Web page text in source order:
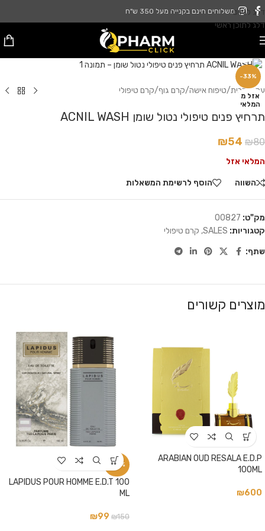
דלג לניווט
דלג לתוכן ראשי
משלוחים חינם בקנייה מעל 350 ש"ח
-33%
אזל מ
המלאי
עמוד הבית/טיפוח אישה/קרם גוף/קרם טיפולי
תרחיץ פנים טיפולי נטול שומן ACNIL WASH
₪80
₪54
המלאי אזל
השווה הוסף לרשימת המשאלות
מק"ט: 00827
קטגוריות: SALES
, קרם טיפולי
שתף:
מוצרים קשורים
ARABIAN OUD RESALA E.D.P
100ML
₪600
-34%
LAPIDUS POUR HOMME E.D.T 100
ML
₪150
₪99